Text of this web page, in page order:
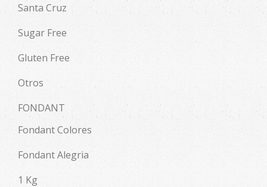
Santa Cruz
Sugar Free
Gluten Free
Otros
FONDANT
Fondant Colores
Fondant Alegria
1 Kg